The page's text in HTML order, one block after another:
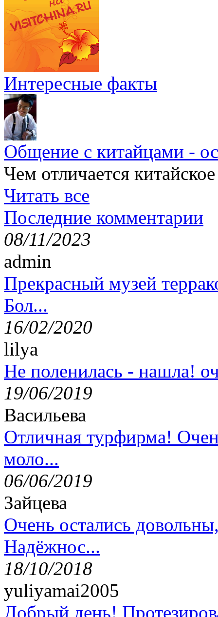
Интересные факты
Общение с китайцами -
Чем отличается
Читать все
Последние комментарии
08/11/2023
admin
Прекрасный музей
Бол...
16/02/2020
lilya
Не поленилась - нашла!
19/06/2019
Васильева
Отличная турфирма!
моло...
06/06/2019
Зайцева
Очень остались
Надёжнос...
18/10/2018
yuliyamai2005
Добрый день!